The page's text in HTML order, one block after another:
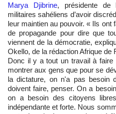
Marya Djibrine, présidente de
militaires sahéliens d’avoir
leur maintien au pouvoir. « Ils ont
de propagande pour dire que
viennent de la démocratie,
Okello, de la rédaction Afrique de
Donc il y a tout un travail à faire
montrer aux gens que pour se
la dictature, on n'a pas besoin
doivent faire, penser. On a
on a besoin des citoyens
indépendante et forte. Nous